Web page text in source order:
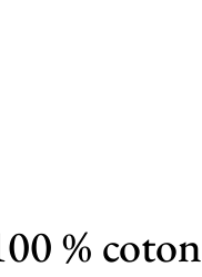
% coton